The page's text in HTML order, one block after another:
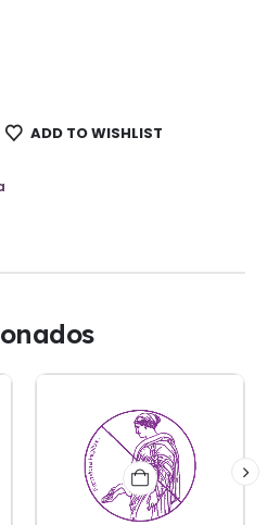
ADD TO WISHLIST